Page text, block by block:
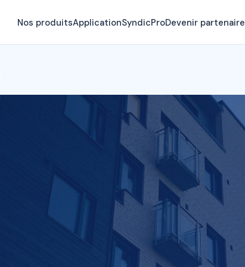
Nos produitsApplicationSyndicProDevenir partenaire